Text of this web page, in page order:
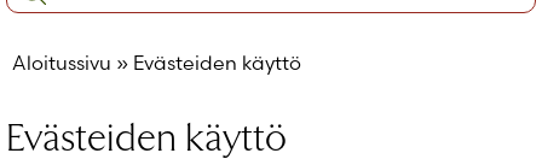
Aloitussivu » Evästeiden käyttö
Evästeiden käyttö